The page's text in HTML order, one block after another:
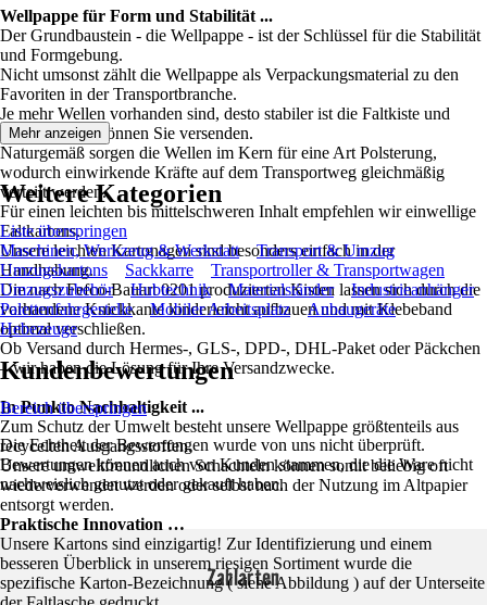
Wellpappe für Form und Stabilität ...
Der Grundbaustein - die Wellpappe - ist der Schlüssel für die Stabilität
und Formgebung.
Nicht umsonst zählt die Wellpappe als Verpackungsmaterial zu den
Favoriten in der Transportbranche.
Je mehr Wellen vorhanden sind, desto stabiler ist die Faltkiste und
desto sicherer können Sie versenden.
Naturgemäß sorgen die Wellen im Kern für eine Art Polsterung,
wodurch einwirkende Kräfte auf dem Transportweg gleichmäßig
verteilt werden.
Für einen leichten bis mittelschweren Inhalt empfehlen wir einwellige
Faltkartons.
Unsere leichten Kartonagen sind besonders einfach in der
Handhabung.
Die nach Fefco-Bauart 0201 produzierten Kisten lassen sich durch die
vorhandene Knickkante kinderleicht aufbauen und mit Klebeband
optimal verschließen.
Ob Versand durch Hermes-, GLS-, DPD-, DHL-Paket oder Päckchen
– wir haben die Lösung für Ihre Versandzwecke.
In Punkto Nachhaltigkeit ...
Zum Schutz der Umwelt besteht unsere Wellpappe größtenteils aus
recycelten Ausgangsstoffen.
Unsere umweltfreundlichen Schachteln können somit beliebig oft
wiederverwendet werden oder selbst nach der Nutzung im Altpapier
entsorgt werden.
Praktische Innovation …
Unsere Kartons sind einzigartig! Zur Identifizierung und einem
besseren Überblick in unserem riesigen Sortiment wurde die
spezifische Karton-Bezeichnung ( siehe Abbildung ) auf der Unterseite
Mehr anzeigen
Weitere Kategorien
Liste überspringen
Maschinen, Werkzeug & Werkstatt
Transport & Umzug
Umzugskartons
Sackkarre
Transportroller & Transportwagen
Umzugszubehör
Hubtechnik Materialständer
Industrieanhänger
Palettenfahrgestelle
Mobiler Arbeitsplatz
Anbaugeräte
Hebezeuge
Kundenbewertungen
Bereich überspringen
Die Echtheit der Bewertungen wurde von uns nicht überprüft.
Bewertungen können auch von Kunden stammen, die die Ware nicht
nachweislich genutzt oder gekauft haben.
Zahlarten